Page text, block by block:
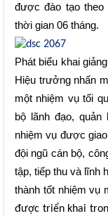
được đào tạo
thời gian 06 tháng.
Phát biểu khai giảng
Hiệu trưởng nhấn
một nhiệm vụ tối
bộ lãnh đạo, quản
nhiệm vụ được giao
đội ngũ cán bộ,
tập, tiếp thu và lĩnh
thành tốt nhiệm vụ
được triển khai